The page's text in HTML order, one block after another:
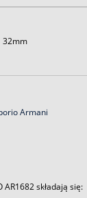
32mm
Armani
składają się: